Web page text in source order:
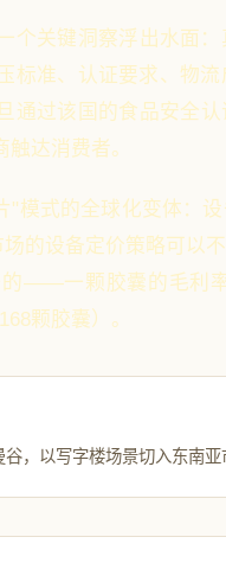
个关键洞察浮出水面
标准、认证要求、物
通过该国的食品安全
达消费者。
"模式的全球化变体：
的设备定价策略可以
——一颗胶囊的毛利
颗胶囊）。
，以写字楼场景切入东南亚